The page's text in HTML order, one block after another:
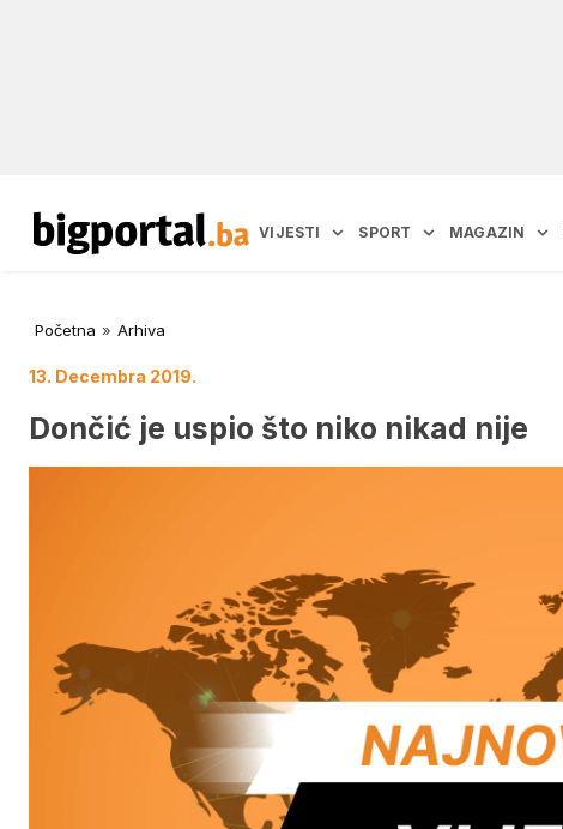
VIJESTI SPORT MAGAZIN
Početna » Arhiva
13. Decembra 2019.
Dončić je uspio što niko nikad nije